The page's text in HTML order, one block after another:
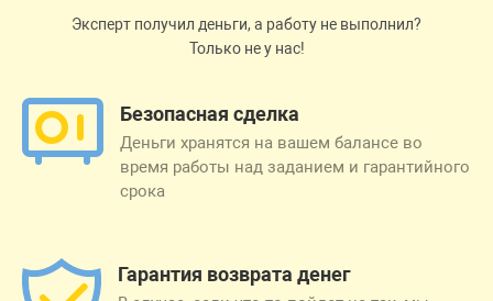
Эксперт получил деньги, а работу не выполнил?
Только не у нас!
Безопасная сделка
Деньги хранятся на вашем балансе во
время работы над заданием и гарантийного
срока
Гарантия возврата денег